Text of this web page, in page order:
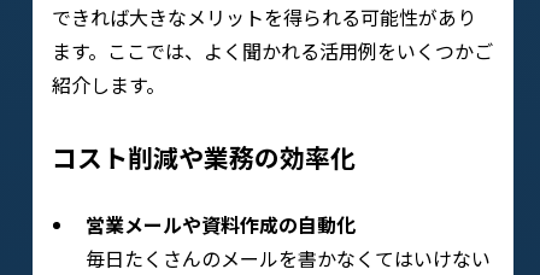
できれば大きなメリットを得られる可能性があり
ます。ここでは、よく聞かれる活用例をいくつかご
紹介します。
コスト削減や業務の効率化
営業メールや資料作成の自動化
毎日たくさんのメールを書かなくてはいけない